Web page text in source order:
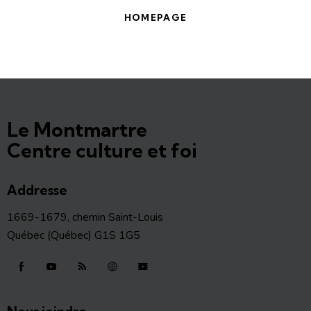
HOMEPAGE
Le Montmartre
Centre culture et foi
Addresse
1669-1679, chemin Saint-Louis
Québec (Québec) G1S 1G5